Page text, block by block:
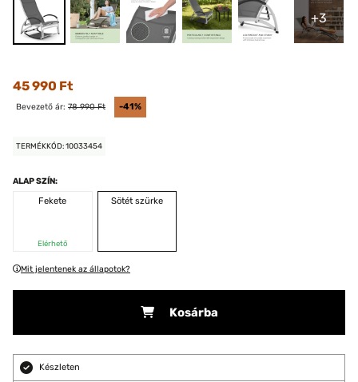
+3
45 990 Ft
Bevezető ár: 78 990 Ft -41%
TERMÉKKÓD: 10033454
ALAP SZÍN:
Fekete
Elérhető
Sötét szürke
Mit jelentenek az állapotok?
Kosárba
Készleten